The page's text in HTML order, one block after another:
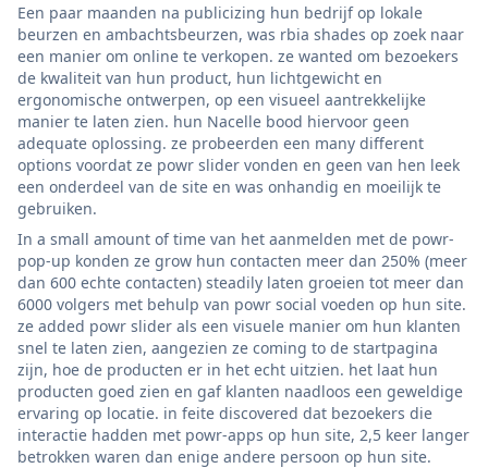
Een paar maanden na publicizing hun bedrijf op lokale
beurzen en ambachtsbeurzen, was rbia shades op zoek naar
een manier om online te verkopen. ze wanted om bezoekers
de kwaliteit van hun product, hun lichtgewicht en
ergonomische ontwerpen, op een visueel aantrekkelijke
manier te laten zien. hun Nacelle bood hiervoor geen
adequate oplossing. ze probeerden een many different
options voordat ze powr slider vonden en geen van hen leek
een onderdeel van de site en was onhandig en moeilijk te
gebruiken.
In a small amount of time van het aanmelden met de powr-
pop-up konden ze grow hun contacten meer dan 250% (meer
dan 600 echte contacten) steadily laten groeien tot meer dan
6000 volgers met behulp van powr social voeden op hun site.
ze added powr slider als een visuele manier om hun klanten
snel te laten zien, aangezien ze coming to de startpagina
zijn, hoe de producten er in het echt uitzien. het laat hun
producten goed zien en gaf klanten naadloos een geweldige
ervaring op locatie. in feite discovered dat bezoekers die
interactie hadden met powr-apps op hun site, 2,5 keer langer
betrokken waren dan enige andere persoon op hun site.